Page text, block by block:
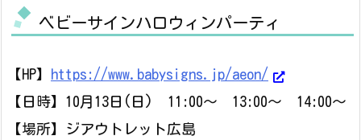
ベビーサインハロウィンパーティ
【HP】 https://www.babysigns.jp/aeon/
【日時】10月13日(日) 11:00～ 13:00～ 14:00～
【場所】ジアウトレット広島